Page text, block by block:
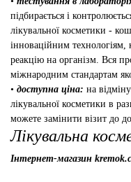
підбирається і
лікувальної косметики -
інноваційним технологіям,
реакцію на організм. Вся
міжнародним стандартам
• доступна ціна: на
лікувальної косметики в
можете замінити візит до
Лікувальна
Інтернет-магазин